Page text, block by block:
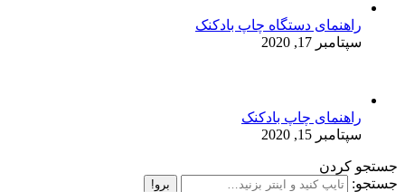
راهنمای دستگاه چاپ بادکنک
سپتامبر 17, 2020
راهنمای چاپ بادکنک
سپتامبر 15, 2020
جستجو کردن
جستجو: